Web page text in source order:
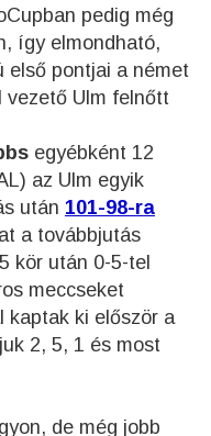
pedig még
így elmondható,
első pontjai a német
vezető Ulm felnőtt
egyébként 12
az Ulm egyik
után 101-98-ra
a továbbjutás
kör után 0-5-tel
meccseket
kaptak ki először a
2, 5, 1 és most
de még jobb